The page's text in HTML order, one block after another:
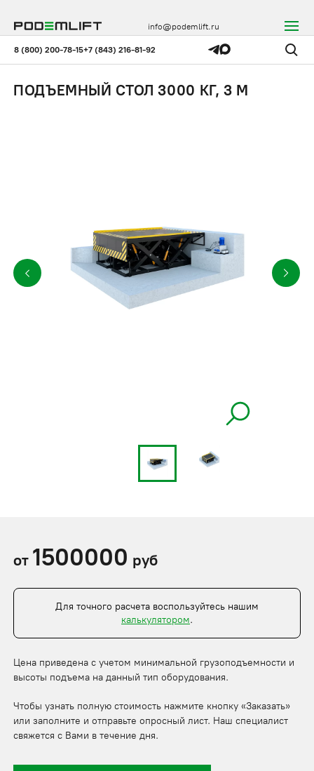
8 (800) 200-78-15+7 (843) 216-81-92
info@podemlift.ru
ПОДЪЕМНЫЙ СТОЛ 3000 КГ, 3 М
от 1500000 руб
Для точного расчета воспользуйтесь нашим
калькулятором.
Цена приведена с учетом минимальной грузоподъемности и
высоты подъема на данный тип оборудования.
Чтобы узнать полную стоимость нажмите кнопку «Заказать»
или заполните и отправьте опросный лист. Наш специалист
свяжется с Вами в течение дня.